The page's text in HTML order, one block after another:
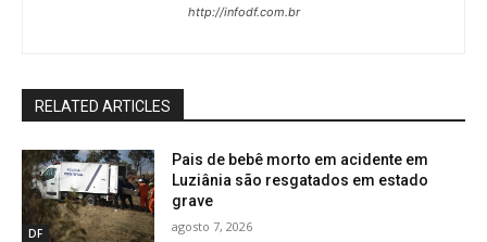
http://infodf.com.br
RELATED ARTICLES
DF
Pais de bebê morto em acidente em
Luziânia são resgatados em estado
grave
agosto 7, 2026